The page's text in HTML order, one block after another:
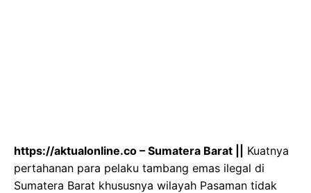
‎https://aktualonline.co – Sumatera Barat ||
Kuatnya
pertahanan para pelaku tambang emas ilegal di
Sumatera Barat khususnya wilayah Pasaman tidak